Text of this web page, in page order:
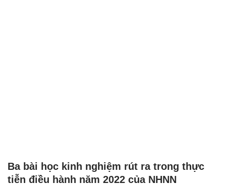
Ba bài học kinh nghiệm rút ra trong thực
tiễn điều hành năm 2022 của NHNN